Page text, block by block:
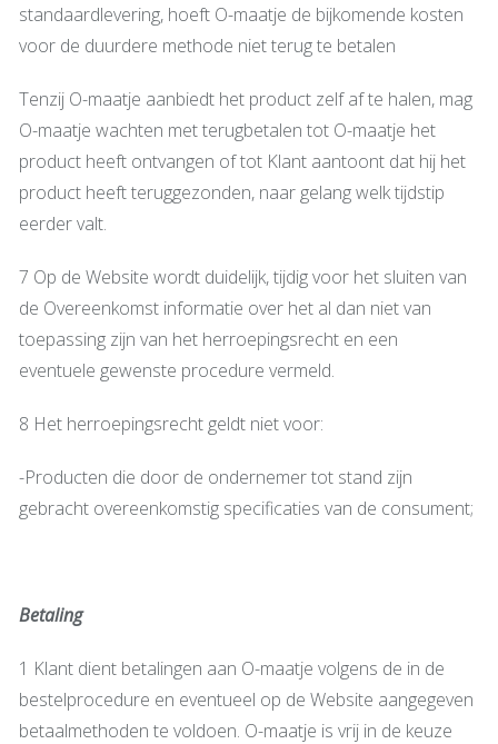
standaardlevering, hoeft O-maatje de bijkomende kosten
voor de duurdere methode niet terug te betalen
Tenzij O-maatje aanbiedt het product zelf af te halen, mag
O-maatje wachten met terugbetalen tot O-maatje het
product heeft ontvangen of tot Klant aantoont dat hij het
product heeft teruggezonden, naar gelang welk tijdstip
eerder valt.
7 Op de Website wordt duidelijk, tijdig voor het sluiten van
de Overeenkomst informatie over het al dan niet van
toepassing zijn van het herroepingsrecht en een
eventuele gewenste procedure vermeld.
8 Het herroepingsrecht geldt niet voor:
-Producten die door de ondernemer tot stand zijn
gebracht overeenkomstig specificaties van de consument;
Betaling
1 Klant dient betalingen aan O-maatje volgens de in de
bestelprocedure en eventueel op de Website aangegeven
betaalmethoden te voldoen. O-maatje is vrij in de keuze